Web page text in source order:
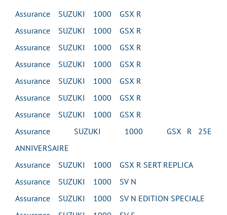
Assurance SUZUKI 1000 GSX R
Assurance SUZUKI 1000 GSX R
Assurance SUZUKI 1000 GSX R
Assurance SUZUKI 1000 GSX R
Assurance SUZUKI 1000 GSX R
Assurance SUZUKI 1000 GSX R
Assurance SUZUKI 1000 GSX R
Assurance SUZUKI 1000 GSX R 25E
ANNIVERSAIRE
Assurance SUZUKI 1000 GSX R SERT REPLICA
Assurance SUZUKI 1000 SV N
Assurance SUZUKI 1000 SV N EDITION SPECIALE